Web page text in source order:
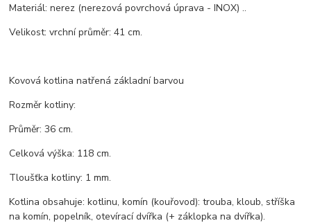
Materiál: nerez (nerezová povrchová úprava - INOX) ..
Velikost: vrchní průměr: 41 cm.
Kovová kotlina natřená základní barvou
Rozměr kotliny:
Průměr: 36 cm.
Celková výška: 118 cm.
Tloušťka kotliny: 1 mm.
Kotlina obsahuje: kotlinu, komín (kouřovod): trouba, kloub, stříška
na komín, popelník, otevírací dvířka (+ záklopka na dvířka).